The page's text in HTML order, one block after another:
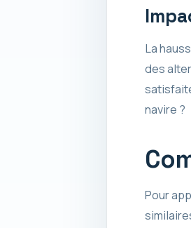
La
des
navire ?
Pour